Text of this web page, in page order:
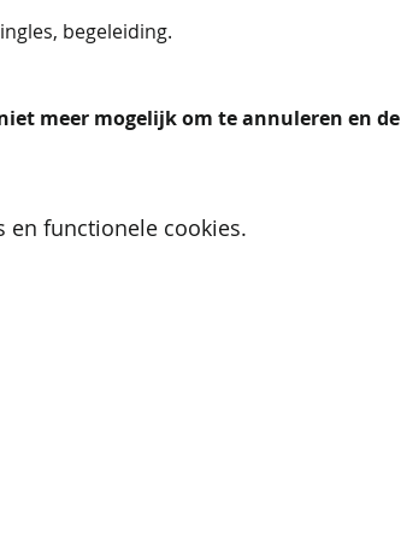
begeleiding.
meer mogelijk om te annuleren en de
en functionele cookies.